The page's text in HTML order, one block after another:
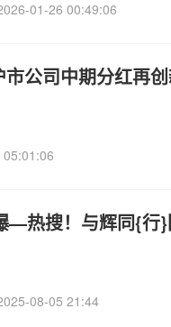
01-26 00:49:06
公司中期分红再
—热搜！与辉同{行
08-05 21:44